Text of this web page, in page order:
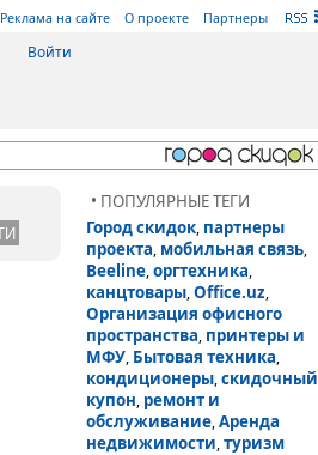
Партнеры
О проекте
Реклама на сайте
Войти
• ПОПУЛЯРНЫЕ ТЕГИ
Город скидок, партнеры
проекта, мобильная связь,
Beeline,оргтехника,
канцтовары,Office.uz,
Организация офисного
пространства, принтеры и
МФУ, Бытовая техника,
кондиционеры,скидочный
купон, ремонт и
обслуживание,Аренда
недвижимости,туризм